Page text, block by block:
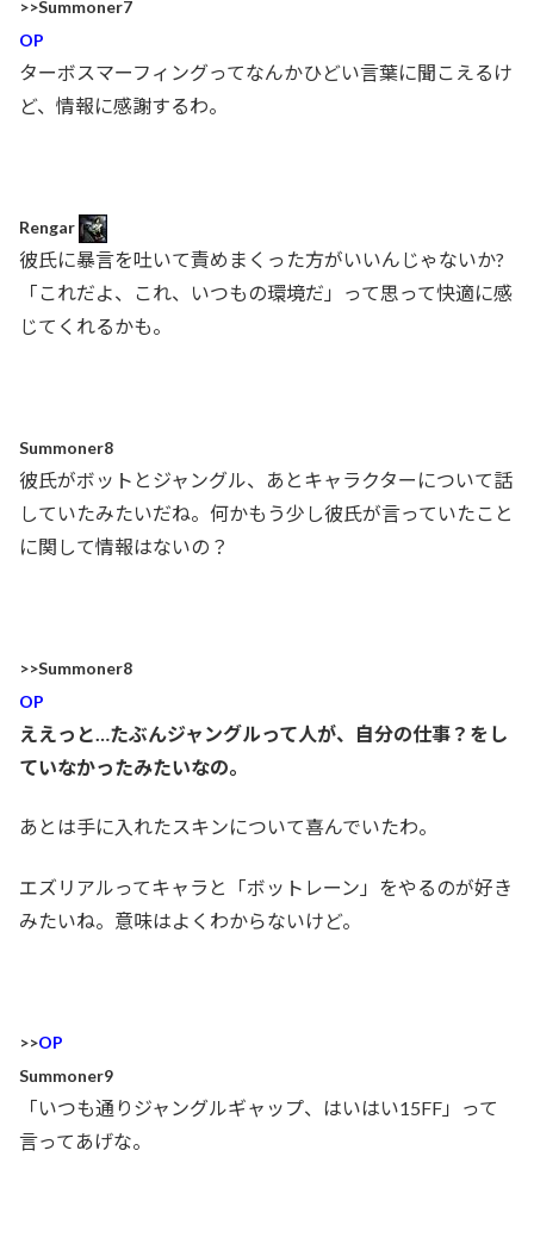
>>Summoner7
OP
ターボスマーフィングってなんかひどい言葉に聞こえるけ
ど、情報に感謝するわ。
Rengar
彼氏に暴言を吐いて責めまくった方がいいんじゃないか?
「これだよ、これ、いつもの環境だ」って思って快適に感
じてくれるかも。
Summoner8
彼氏がボットとジャングル、あとキャラクターについて話
していたみたいだね。何かもう少し彼氏が言っていたこと
に関して情報はないの？
>>Summoner8
OP
ええっと…たぶんジャングルって人が、自分の仕事？をし
ていなかったみたいなの。
あとは手に入れたスキンについて喜んでいたわ。
エズリアルってキャラと「ボットレーン」をやるのが好き
みたいね。意味はよくわからないけど。
>>OP
Summoner9
「いつも通りジャングルギャップ、はいはい15FF」って
言ってあげな。